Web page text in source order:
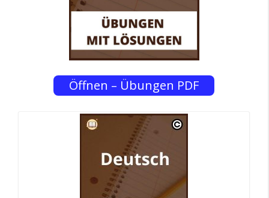
Öffnen – Übungen PDF